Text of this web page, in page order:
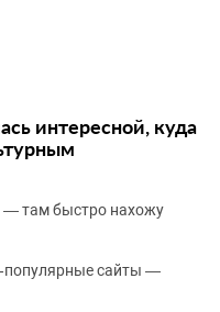
интересной, куда
— там быстро нахожу
сайты —